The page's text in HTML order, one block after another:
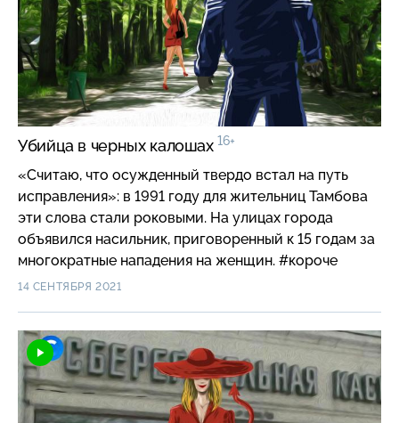
Убийца в черных калошах 16+
«Считаю, что осужденный твердо встал на путь
исправления»: в 1991 году для жительниц Тамбова
эти слова стали роковыми. На улицах города
объявился насильник, приговоренный к 15 годам за
многократные нападения на женщин. #короче
14 СЕНТЯБРЯ 2021